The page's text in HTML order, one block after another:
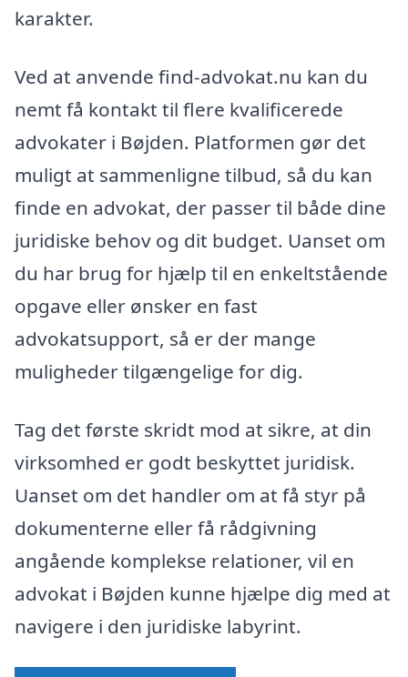
karakter.
Ved at anvende find-advokat.nu kan du
nemt få kontakt til flere kvalificerede
advokater i Bøjden. Platformen gør det
muligt at sammenligne tilbud, så du kan
finde en advokat, der passer til både dine
juridiske behov og dit budget. Uanset om
du har brug for hjælp til en enkeltstående
opgave eller ønsker en fast
advokatsupport, så er der mange
muligheder tilgængelige for dig.
Tag det første skridt mod at sikre, at din
virksomhed er godt beskyttet juridisk.
Uanset om det handler om at få styr på
dokumenterne eller få rådgivning
angående komplekse relationer, vil en
advokat i Bøjden kunne hjælpe dig med at
navigere i den juridiske labyrint.